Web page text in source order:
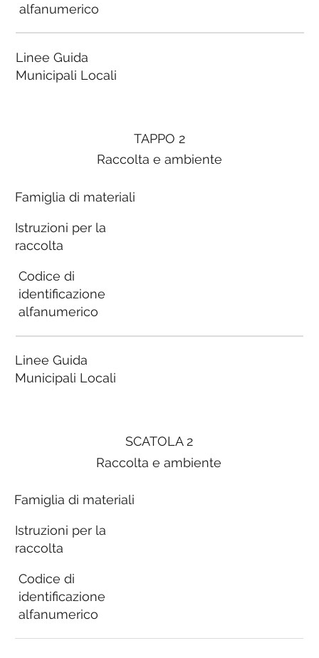
alfanumerico
Linee Guida
Municipali Locali
SCATOLA 2
Raccolta e ambiente
Famiglia di materiali
Istruzioni per la
raccolta
Codice di
identificazione
alfanumerico
TAPPO 2
Raccolta e ambiente
Famiglia di materiali
Istruzioni per la
raccolta
Codice di
identificazione
alfanumerico
Linee Guida
Municipali Locali